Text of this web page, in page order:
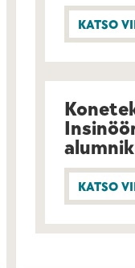
KATSO
KATSO